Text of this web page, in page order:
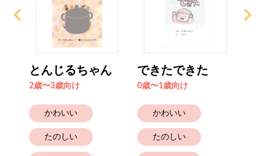
とんじるちゃん
2歳〜3歳向け
かわいい
たのしい
できたできた
0歳〜1歳向け
かわいい
たのしい